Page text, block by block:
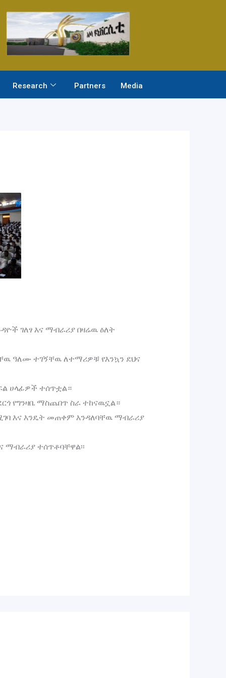
Research Partners Media
ገለፃ እና ማብራሪያ በዛሬዉ ዕለት
ዓለሙ ተገኝቸዉ ለተማሪዎቹ የእንኳን ደህና
ሀላፊዎች ተሰጥቷል።
የግንዛቤ ማስጨበጥ ስራ ተከናዉኗል።
እና እንዴት መጠቀም እንዳለባቸዉ ማብራሪያ
ተሰጥቶባቸዋል፡፡